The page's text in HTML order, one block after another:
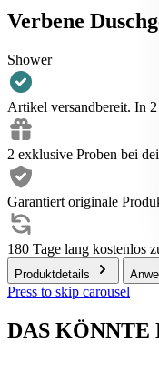
Verbene
Shower
Artikel versandbereit. In 2
2 exklusive Proben bei
Garantiert originale
180 Tage lang kostenlos
Produktdetails
Press to skip carousel
DAS KÖNNTE